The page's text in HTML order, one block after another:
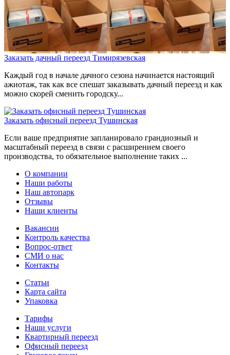
Заказать дачный переезд Тимирязевская
Каждый год в начале дачного сезона начинается настоящий
ажиотаж, так как все спешат заказывать дачный переезд и как
можно скорей сменить городску...
Заказать офисный переезд Тушинская
Если ваше предприятие запланировало грандиозный и
масштабный переезд в связи с расширением своего
производства, то обязательное выполнение таких ...
О компании
Наши работы
Наш автопарк
Отзывы
Наши клиенты
Вакансии
Контроль качества
Вопрос-ответ
СМИ о нас
Контакты
Статьи
Карта сайта
Упаковка
Тарифы
Наши услуги
Квартирный переезд
Офисный переезд